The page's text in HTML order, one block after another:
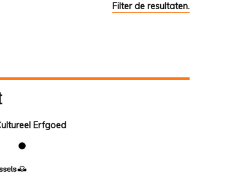
Filter de resultaten.
Erfgoed